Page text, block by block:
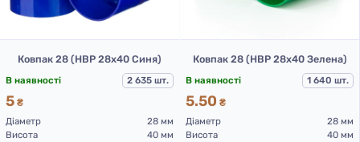
Ковпак 28 (НВР 28х40 Синя)
В наявності 2 635 шт.
5 ₴
Діаметр
28 мм
Висота
40 мм
Ковпак 28 (НВР 28х40 Зелена)
В наявності 1 640 шт.
5.50 ₴
Діаметр
28 мм
Висота
40 мм